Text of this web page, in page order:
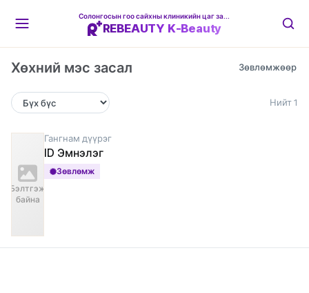
REBEAUTY K-Beauty
Хөхний мэс засал
Нийт 1
Бэлтгэж
байна
Гангнам дүүрэг
ID Эмнэлэг
Зөвлөмж